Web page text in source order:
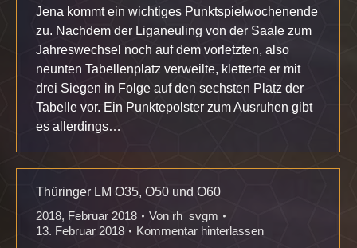
Jena kommt ein wichtiges Punktspielwochenende
zu. Nachdem der Liganeuling von der Saale zum
Jahreswechsel noch auf dem vorletzten, also
neunten Tabellenplatz verweilte, kletterte er mit
drei Siegen in Folge auf den sechsten Platz der
Tabelle vor. Ein Punktepolster zum Ausruhen gibt
es allerdings…
Thüringer LM O35, O50 und O60
2018, Februar 2018 Von rh_svgm
13. Februar 2018
Kommentar hinterlassen